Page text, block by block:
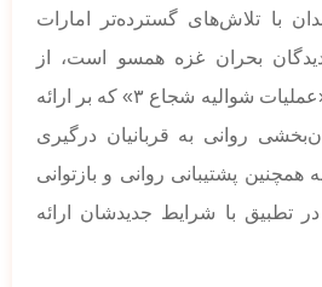
با تلاش‌های گسترده‌تر امارات
بحران غزه همسو است، از
جمله برنامه‌هایی مانند «عملیات شوالیه شجاع ۳» که بر ارائه
روانی به قربانیان درگیری
پشتیبانی روانی و بازتوانی
تطبیق با شرایط جدیدشان ارائه